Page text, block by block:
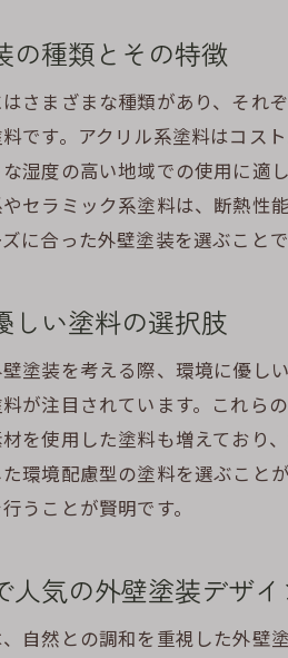
の種類とその特徴
さまざまな種類があり、それ
です。アクリル系塗料はコス
湿度の高い地域での使用に適
セラミック系塗料は、断熱性
に合った外壁塗装を選ぶこと
しい塗料の選択肢
塗装を考える際、環境に優し
が注目されています。これら
を使用した塗料も増えており
環境配慮型の塗料を選ぶこと
うことが賢明です。
人気の外壁塗装デザイ
自然との調和を重視した外壁